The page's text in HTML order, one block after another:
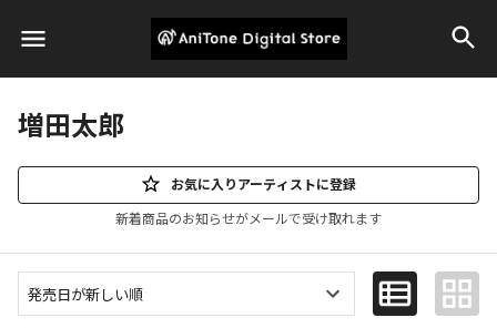
増田太郎
お気に入りアーティストに登録
新着商品のお知らせがメールで受け取れます